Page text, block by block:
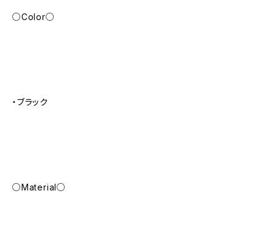
○Color○
・ブラック
○Material○